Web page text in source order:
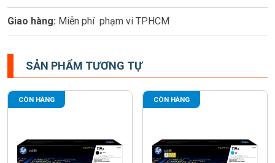
Giao hàng: Miễn phí phạm vi TPHCM
SẢN PHẨM TƯƠNG TỰ
CÒN HÀNG CÒN HÀNG